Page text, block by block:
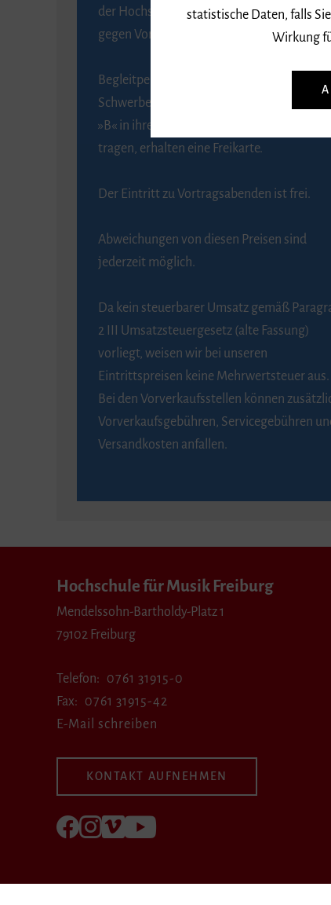
der Hochschule für Musik Freiburg e. V.
gegen Vorlage des Mitgliedsausweises.
Begleitpersonen von Menschen mit
Schwerbehinderung, die das Merkzeichen
»B« in ihrem Schwerbehindertenausweis
tragen, erhalten eine Freikarte.
Der Eintritt zu Vortragsabenden ist frei.
Abweichungen von diesen Preisen sind
jederzeit möglich.
Da kein steuerbarer Umsatz gemäß
2 III Umsatzsteuergesetz (alte Fassung)
vorliegt, weisen wir bei unseren
Eintrittspreisen keine Mehrwertsteuer aus.
Bei den Vorverkaufsstellen können
Vorverkaufsgebühren, Servicegebühren
Versandkosten anfallen.
Hochschule für Musik Freiburg
Mendelssohn-Bartholdy-Platz 1
79102 Freiburg
Telefon
0761 31915-0
Fax
0761 31915-42
E-Mail schreiben
KONTAKT AUFNEHMEN
Folgen Sie uns auf Facebook
Folgen Sie uns auf Instagram
Besuchen Sie uns bei Vimeo
statistische Daten, falls
Wirkung